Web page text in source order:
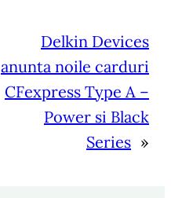
Delkin Devices
anunta noile carduri
CFexpress Type A –
Power si Black
Series »